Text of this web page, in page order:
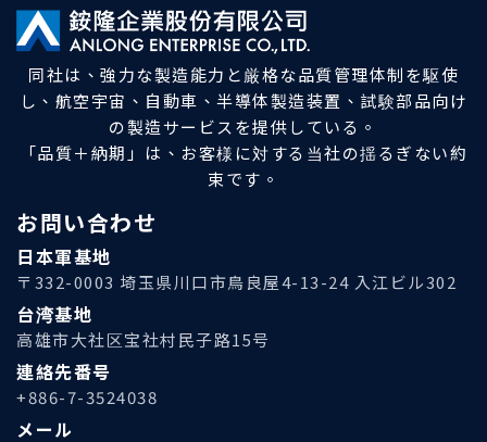
同社は、強力な製造能力と厳格な品質管理体制を駆使
し、航空宇宙、自動車、半導体製造装置、試験部品向け
の製造サービスを提供している。
「品質＋納期」は、お客様に対する当社の揺るぎない約
束です。
お問い合わせ
日本軍基地
〒332-0003 埼玉県川口市鳥良屋4-13-24 入江ビル302
台湾基地
高雄市大社区宝社村民子路15号
連絡先番号
+886-7-3524038
メール